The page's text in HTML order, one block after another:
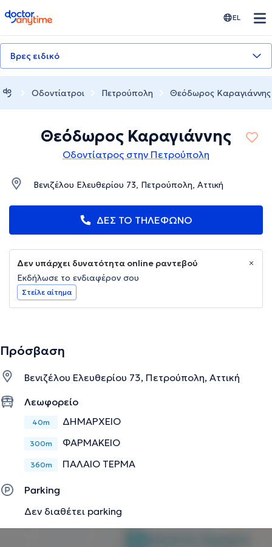
doctoranytime EL
Βρες ειδικό
Οδοντίατροι Πετρούπολη Θεόδωρος Καραγιάννης
Θεόδωρος Καραγιάννης
Οδοντίατρος στην Πετρούπολη
Βενιζέλου Ελευθερίου 73, Πετρούπολη, Αττική
ΔΕΣ ΤΟ ΤΗΛΕΦΩΝΟ
Δεν υπάρχει δυνατότητα online ραντεβού
Εκδήλωσε το ενδιαφέρον σου
Στείλε αίτημα
Πρόσβαση
Βενιζέλου Ελευθερίου 73, Πετρούπολη, Αττική
Λεωφορείο
40m ΔΗΜΑΡΧΕΙΟ
300m ΦΑΡΜΑΚΕΙΟ
360m ΠΑΛΑΙΟ ΤΕΡΜΑ
Parking
Δεν διαθέτει parking